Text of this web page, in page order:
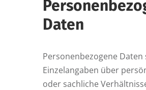
Daten
Personenbezogene Daten
Einzelangaben über
oder sachliche